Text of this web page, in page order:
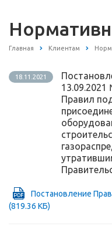
Главная Клиентам
18.11.2021
Правил
Постановление
(819.36 КБ)